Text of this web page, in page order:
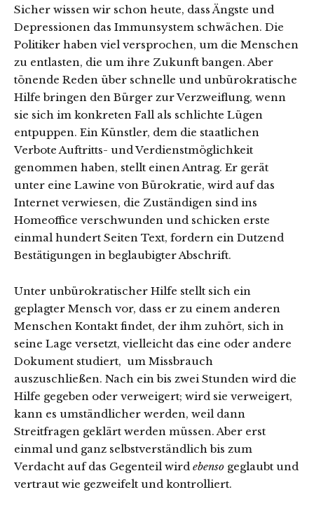
Sicher wissen wir schon heute, dass Ängste und
Depressionen das Immunsystem schwächen. Die
Politiker haben viel versprochen, um die Menschen
zu entlasten, die um ihre Zukunft bangen. Aber
tönende Reden über schnelle und unbürokratische
Hilfe bringen den Bürger zur Verzweiflung, wenn
sie sich im konkreten Fall als schlichte Lügen
entpuppen. Ein Künstler, dem die staatlichen
Verbote Auftritts- und Verdienstmöglichkeit
genommen haben, stellt einen Antrag. Er gerät
unter eine Lawine von Bürokratie, wird auf das
Internet verwiesen, die Zuständigen sind ins
Homeoffice verschwunden und schicken erste
einmal hundert Seiten Text, fordern ein Dutzend
Bestätigungen in beglaubigter Abschrift.
Unter unbürokratischer Hilfe stellt sich ein
geplagter Mensch vor, dass er zu einem anderen
Menschen Kontakt findet, der ihm zuhört, sich in
seine Lage versetzt, vielleicht das eine oder andere
Dokument studiert, um Missbrauch
auszuschließen. Nach ein bis zwei Stunden wird die
Hilfe gegeben oder verweigert; wird sie verweigert,
kann es umständlicher werden, weil dann
Streitfragen geklärt werden müssen. Aber erst
einmal und ganz selbstverständlich bis zum
Verdacht auf das Gegenteil wird ebenso geglaubt und
vertraut wie gezweifelt und kontrolliert.